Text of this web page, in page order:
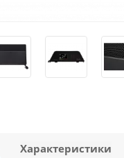
Характеристики